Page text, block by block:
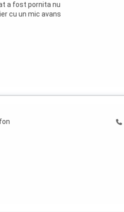
a fost pornita nu
cu un mic avans